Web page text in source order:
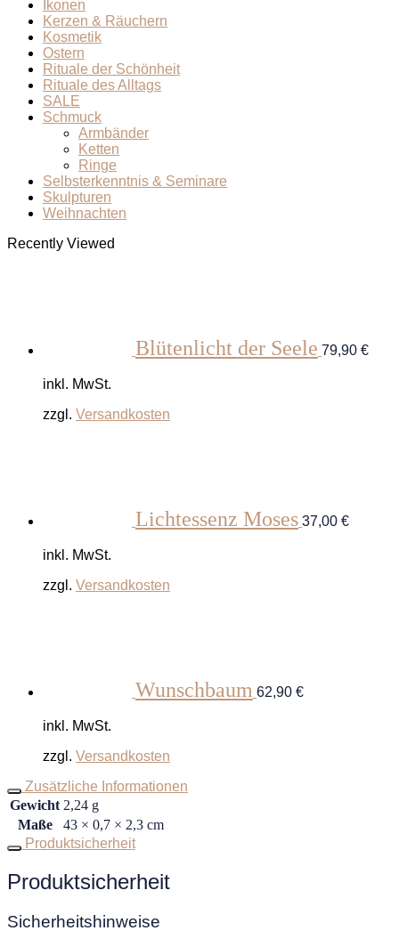
Ikonen
Kerzen & Räuchern
Kosmetik
Ostern
Rituale der Schönheit
Rituale des Alltags
SALE
Schmuck
Armbänder
Ketten
Ringe
Selbsterkenntnis & Seminare
Skulpturen
Weihnachten
Recently Viewed
Blütenlicht der Seele 79,90 €
inkl. MwSt.
zzgl. Versandkosten
Lichtessenz Moses 37,00 €
inkl. MwSt.
zzgl. Versandkosten
Wunschbaum 62,90 €
inkl. MwSt.
zzgl. Versandkosten
Zusätzliche Informationen
Gewicht 2,24 g
Maße
43 × 0,7 × 2,3 cm
Produktsicherheit
Produktsicherheit
Sicherheitshinweise